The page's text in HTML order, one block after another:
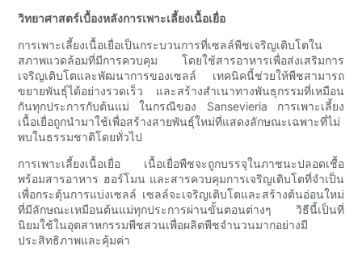
วิทยาศาสตร์เบื้องหลังการเพาะเลี้ยงเนื้อเยื่อ
การเพาะเลี้ยงเนื้อเยื่อเป็นกระบวนการที่เซลล์พืชเจริญเติบโตใน
สภาพแวดล้อมที่มีการควบคุม โดยใช้สารอาหารเพื่อส่งเสริมการ
เจริญเติบโตและพัฒนาการของเซลล์ เทคนิคนี้ช่วยให้พืชสามารถ
ขยายพันธุ์ได้อย่างรวดเร็ว และสร้างสำเนาทางพันธุกรรมที่เหมือน
กันทุกประการกับต้นแม่ ในกรณีของ Sansevieria การเพาะเลี้ยง
เนื้อเยื่อถูกนำมาใช้เพื่อสร้างสายพันธุ์ใหม่ที่แสดงลักษณะเฉพาะที่ไม่
พบในธรรมชาติโดยทั่วไป
การเพาะเลี้ยงเนื้อเยื่อ เนื้อเยื่อพืชจะถูกบรรจุในภาชนะปลอดเชื้อ
พร้อมสารอาหาร ฮอร์โมน และสารควบคุมการเจริญเติบโตที่จำเป็น
เพื่อกระตุ้นการแบ่งเซลล์ เซลล์จะเจริญเติบโตและสร้างต้นอ่อนใหม่
ที่มีลักษณะเหมือนต้นแม่ทุกประการผ่านขั้นตอนต่างๆ วิธีนี้เป็นที่
นิยมใช้ในอุตสาหกรรมพืชสวนเพื่อผลิตพืชจำนวนมากอย่างมี
ประสิทธิภาพและคุ้มค่า